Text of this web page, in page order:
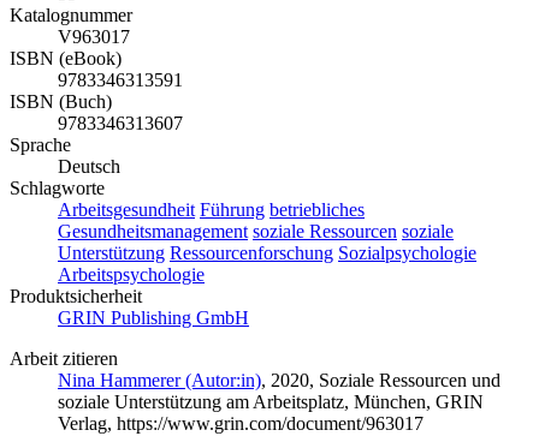
Katalognummer
V963017
ISBN (eBook)
9783346313591
ISBN (Buch)
9783346313607
Sprache
Deutsch
Schlagworte
Arbeitsgesundheit Führung betriebliches
Gesundheitsmanagement soziale Ressourcen soziale
Unterstützung Ressourcenforschung Sozialpsychologie
Arbeitspsychologie
Produktsicherheit
GRIN Publishing GmbH
Arbeit zitieren
Nina Hammerer (Autor:in), 2020, Soziale Ressourcen und
soziale Unterstützung am Arbeitsplatz, München, GRIN
Verlag, https://www.grin.com/document/963017